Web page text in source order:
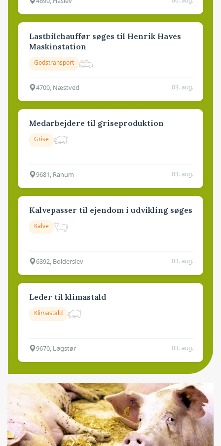
Lastbilchauffør søges til Henrik Haves
Maskinstation
Godstransport
4700, Næstved 03. aug.
Medarbejdere til griseproduktion
Grise
9681, Ranum 03. aug.
Kalvepasser til ejendom i udvikling søges
Kalve
6392, Bolderslev 03. aug.
Leder til klimastald
Klimastald
9670, Løgstør 03. aug.